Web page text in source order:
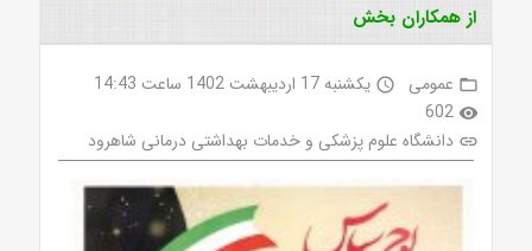
از همکاران بخش
folder_open عمومی access_time یکشنبه 17 اردیبهشت 1402 ساعت 14:43
visibility
602
link دانشگاه علوم پزشکی و خدمات بهداشتی درمانی شاهرود